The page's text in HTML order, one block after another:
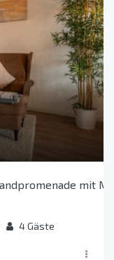
mit
4Gäste